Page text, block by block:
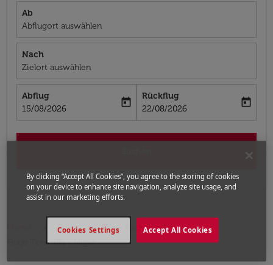
Ab
Abflugort auswählen
Nach
Zielort auswählen
Abflug
fc-booking-departure-date-aria-label
15/08/2026
today
Rückflug
fc-booking-return-date-aria-label
22/08/2026
today
Flüge
Flüge nach Niger
Flüge Teneriffa - Niger
By clicking “Accept All Cookies”, you agree to the storing of cookies
on your device to enhance site navigation, analyze site usage, and
assist in our marketing efforts.
Accept All Cookies
Cookies Settings